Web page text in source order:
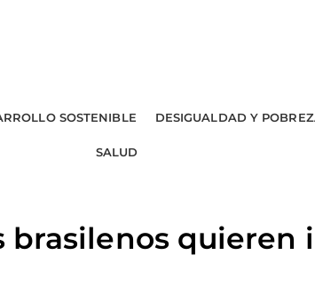
SOSTENIBLE DESIGUALDAD Y
SALUD
brasilenos